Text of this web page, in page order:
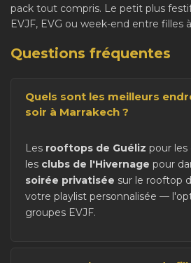
pack tout compris. Le petit plus
EVJF, EVG ou week-end entre filles
Questions fréquentes
Quels sont les meilleurs
soir à Marrakech ?
Les rooftops de Guéliz pour les
les clubs de l'Hivernage pour
soirée privatisée sur le rooftop
votre playlist personnalisée —
groupes EVJF.